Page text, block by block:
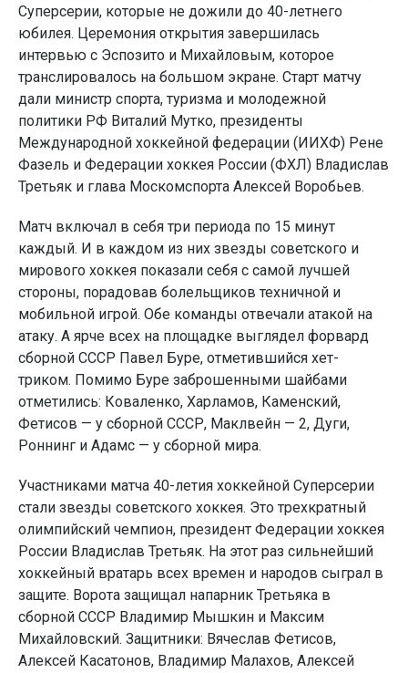
Суперсерии, которые не дожили до 40-летнего
юбилея. Церемония открытия завершилась
интервью с Эспозито и Михайловым, которое
транслировалось на большом экране. Старт матчу
дали министр спорта, туризма и молодежной
политики РФ Виталий Мутко, президенты
Международной хоккейной федерации (ИИХФ) Рене
Фазель и Федерации хоккея России (ФХЛ) Владислав
Третьяк и глава Москомспорта Алексей Воробьев.
Матч включал в себя три периода по 15 минут
каждый. И в каждом из них звезды советского и
мирового хоккея показали себя с самой лучшей
стороны, порадовав болельщиков техничной и
мобильной игрой. Обе команды отвечали атакой на
атаку. А ярче всех на площадке выглядел форвард
сборной СССР Павел Буре, отметившийся хет-
триком. Помимо Буре заброшенными шайбами
отметились: Коваленко, Харламов, Каменский,
Фетисов — у сборной СССР, Маклвейн — 2, Дуги,
Роннинг и Адамс — у сборной мира.
Участниками матча 40-летия хоккейной Суперсерии
стали звезды советского хоккея. Это трехкратный
олимпийский чемпион, президент Федерации хоккея
России Владислав Третьяк. На этот раз сильнейший
хоккейный вратарь всех времен и народов сыграл в
защите. Ворота защищал напарник Третьяка в
сборной СССР Владимир Мышкин и Максим
Михайловский. Защитники: Вячеслав Фетисов,
Алексей Касатонов, Владимир Малахов, Алексей